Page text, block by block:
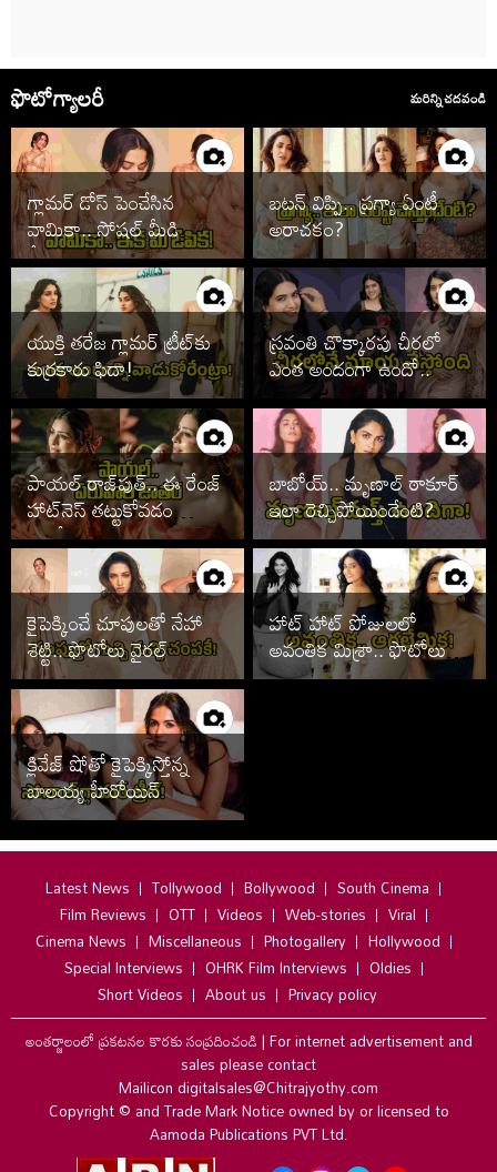
ఫొటోగ్యాలరీ మరిన్ని చదవండి
గ్లామర్ డోస్ పెంచేసిన
వామికా.. సోషల్ మీడియా
షేక్!
బటన్ విప్పి.. ప్రగ్యా ఏంటీ
అరాచకం?
యుక్తి తరేజ గ్లామర్ ట్రీట్‌కు
కుర్రకారు ఫిదా!
స్రవంతి చొక్కారపు చీరలో
ఎంత అందంగా ఉందో..
పాయల్ రాజ్‌పుత్.. ఈ రేంజ్
హాట్‌నెస్ తట్టుకోవడం
కష్టమే!
బాబోయ్.. మృణాల్ ఠాకూర్
ఇలా రెచ్చిపోయిందేంటి?
కైపెక్కించే చూపులతో నేహా
శెట్టి.. ఫొటోలు వైరల్
హాట్ హాట్ పోజులలో
అవంతిక మిశ్రా.. ఫొటోలు
వైరల్
క్లివేజ్ షోతో కైపెక్కిస్తోన్న
బాలయ్య హీరోయిన్
Latest News Tollywood Bollywood
South Cinema
Film Reviews
OTT Videos Web-stories
Viral
Cinema News
Miscellaneous Photogallery
Hollywood
Special Interviews
OHRK Film Interviews
Oldies
Short Videos
About us
Privacy policy
అంతర్జాలంలో ప్రకటనల కొరకు సంప్రదించండి|For internet advertisement and
sales please contact
Mailicon digitalsales@Chitrajyothy.com
Copyright © and Trade Mark Notice owned by or licensed to
Aamoda Publications PVT Ltd.